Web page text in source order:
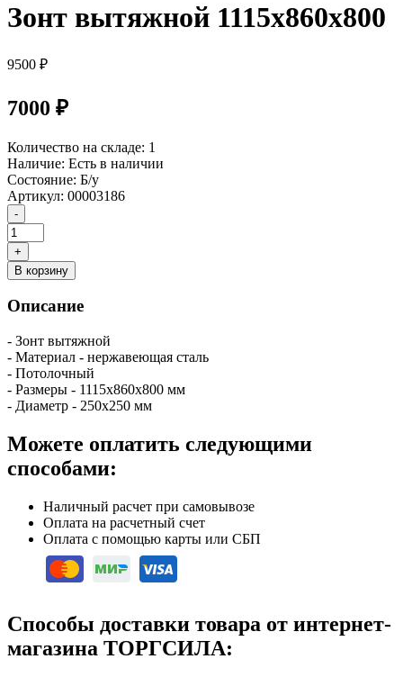
Зонт вытяжной 1115х860х800
9500 ₽
7000 ₽
Количество на складе: 1
Наличие: Есть в наличии
Состояние: Б/у
Артикул: 00003186
В корзину
Описание
- Зонт вытяжной
- Материал - нержавеющая сталь
- Потолочный
- Размеры - 1115х860х800 мм
- Диаметр - 250х250 мм
Можете оплатить следующими
способами:
Наличный расчет при самовывозе
Оплата на расчетный счет
Оплата с помощью карты или СБП
Способы доставки товара от интернет-
магазина ТОРГСИЛА: